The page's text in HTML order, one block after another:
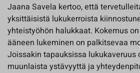
Jaana Savela kertoo, että
yksittäisistä lukukerroista
yhteistyöhön halukkaat. Kokemus
ääneen lukeminen on palkitsevaa
Joissakin tapauksissa lukukaveruus
muunlaista ystävyyttä ja